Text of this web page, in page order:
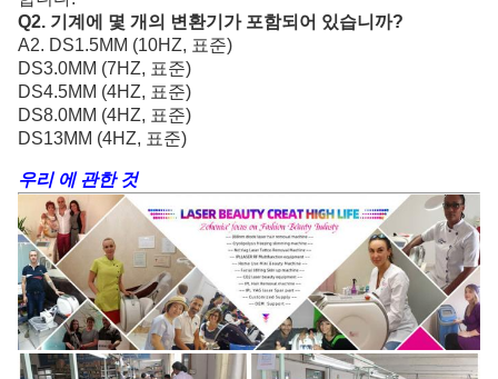
Q2. 기계에 몇 개의 변환기가 포함되어 있습니까?
A2. DS1.5MM (10HZ, 표준)
DS3.0MM (7HZ, 표준)
DS4.5MM (4HZ, 표준)
DS8.0MM (4HZ, 표준)
DS13MM (4HZ, 표준)
우리 에 관한 것